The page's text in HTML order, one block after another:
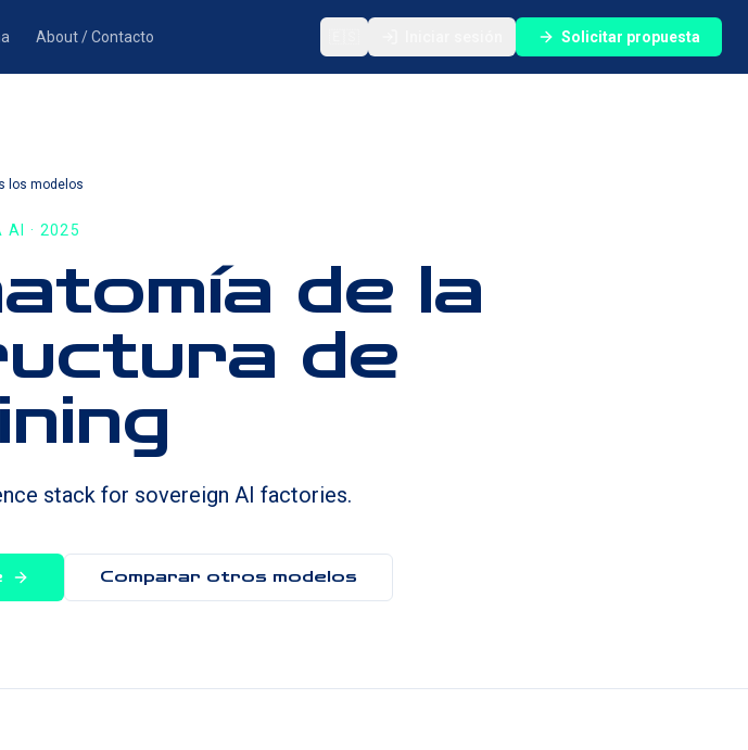
About / Contacto Solicitar propuesta
los modelos
AI · 2025
de la
de
stack for sovereign AI factories.
Comparar otros modelos